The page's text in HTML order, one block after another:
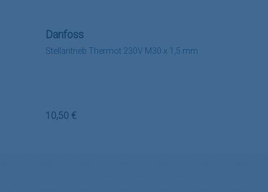
Stellantrieb Thermot 230V M30 x 1,5 mm
Danfoss
Regulärer Preis:
10,50 €